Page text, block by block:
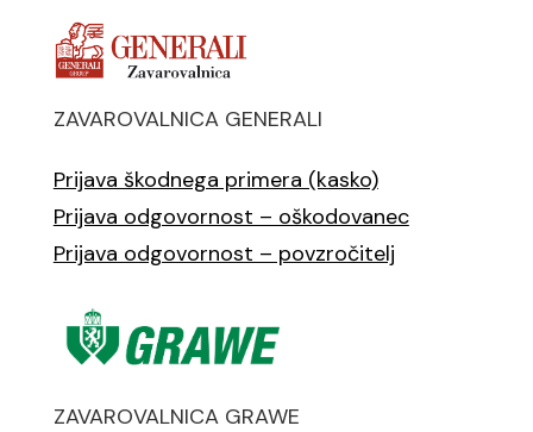
ZAVAROVALNICA GENERALI
Prijava škodnega primera (kasko)
Prijava odgovornost – oškodovanec
Prijava odgovornost – povzročitelj
ZAVAROVALNICA GRAWE